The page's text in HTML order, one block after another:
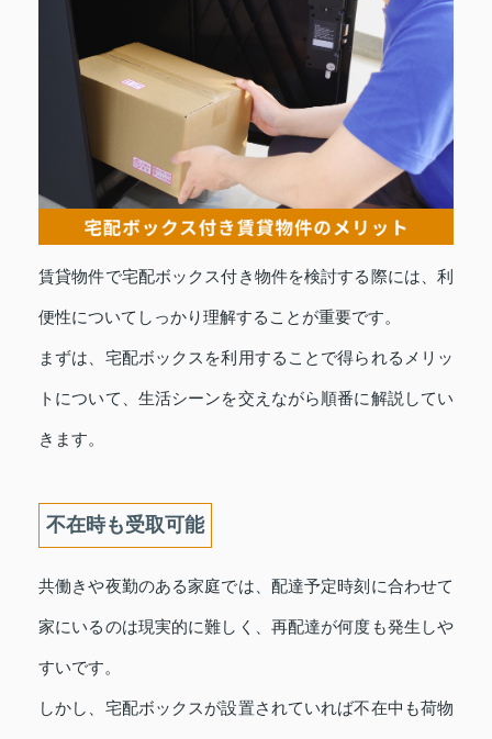
賃貸物件で宅配ボックス付き物件を検討する際には、利
便性についてしっかり理解することが重要です。
まずは、宅配ボックスを利用することで得られるメリッ
トについて、生活シーンを交えながら順番に解説してい
きます。
不在時も受取可能
共働きや夜勤のある家庭では、配達予定時刻に合わせて
家にいるのは現実的に難しく、再配達が何度も発生しや
すいです。
しかし、宅配ボックスが設置されていれば不在中も荷物